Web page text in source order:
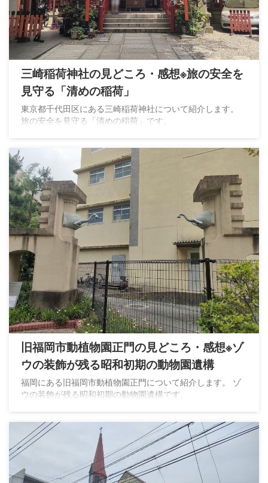
三崎稲荷神社の見どころ・感想※旅の安全を
見守る「清めの稲荷」
東京都千代田区にある三崎稲荷神社について紹介します。
旅の安全を見守る「清めの稲荷」です。
旧福岡市動植物園正門の見どころ・感想※ゾ
ウの装飾が残る昭和初期の動物園遺構
福岡にある旧福岡市動植物園正門について紹介します。 ゾ
ウの装飾が残る昭和初期の動物園遺構です。